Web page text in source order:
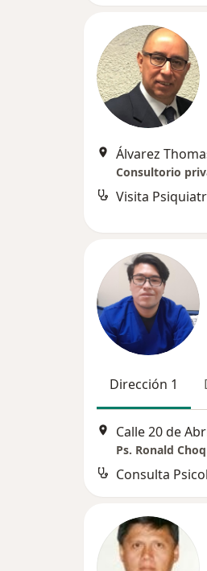
Consultorio
Visita
Dirección 1
Calle 20 de
Ps. Ronald
Consulta